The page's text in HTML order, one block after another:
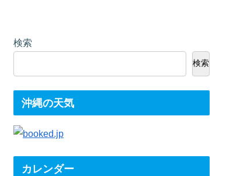
検索
検索
沖縄の天気
カレンダー